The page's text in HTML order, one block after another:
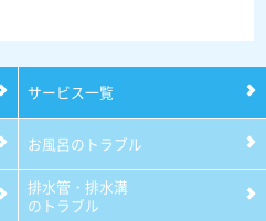
サービス一覧
お風呂のトラブル
排水管・排水溝
のトラブル